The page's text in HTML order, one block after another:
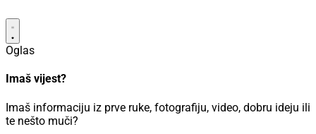
Oglas
Imaš vijest?
Imaš informaciju iz prve ruke, fotografiju, video, dobru ideju ili
te nešto muči?